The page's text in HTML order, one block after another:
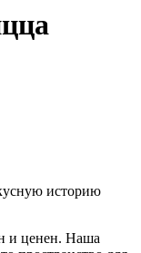
историю
и ценен. Наша